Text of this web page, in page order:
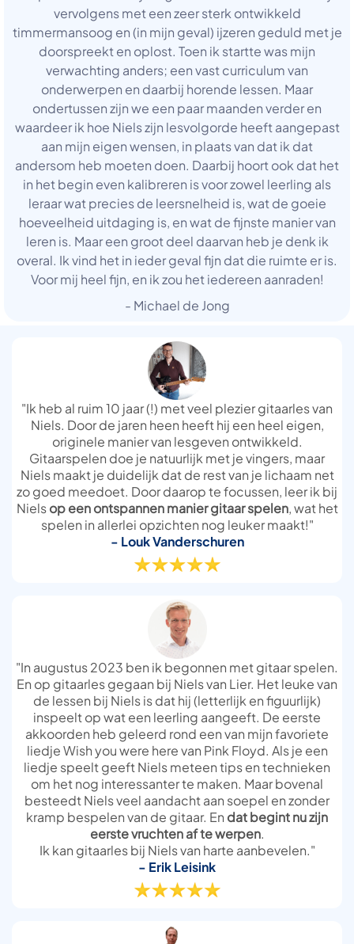
vervolgens met een zeer sterk ontwikkeld
timmermansoog en (in mijn geval) ijzeren geduld met je
doorspreekt en oplost. Toen ik startte was mijn
verwachting anders; een vast curriculum van
onderwerpen en daarbij horende lessen. Maar
ondertussen zijn we een paar maanden verder en
waardeer ik hoe Niels zijn lesvolgorde heeft aangepast
aan mijn eigen wensen, in plaats van dat ik dat
andersom heb moeten doen. Daarbij hoort ook dat het
in het begin even kalibreren is voor zowel leerling als
leraar wat precies de leersnelheid is, wat de goeie
hoeveelheid uitdaging is, en wat de fijnste manier van
leren is. Maar een groot deel daarvan heb je denk ik
overal. Ik vind het in ieder geval fijn dat die ruimte er is.
Voor mij heel fijn, en ik zou het iedereen aanraden!
- Michael de Jong
"Ik heb al ruim 10 jaar (!) met veel plezier gitaarles van
Niels. Door de jaren heen heeft hij een heel eigen,
originele manier van lesgeven ontwikkeld.
Gitaarspelen doe je natuurlijk met je vingers, maar
Niels maakt je duidelijk dat de rest van je lichaam net
zo goed meedoet. Door daarop te focussen, leer ik bij
Nielsop een ontspannen manier gitaar spelen, wat het
spelen in allerlei opzichten nog leuker maakt!"
- Louk Vanderschuren
"In augustus 2023 ben ik begonnen met gitaar spelen.
En op gitaarles gegaan bij Niels van Lier. Het leuke van
de lessen bij Niels is dat hij (letterlijk en figuurlijk)
inspeelt op wat een leerling aangeeft. De eerste
akkoorden heb geleerd rond een van mijn favoriete
liedje Wish you were here van Pink Floyd. Als je een
liedje speelt geeft Niels meteen tips en technieken
om het nog interessanter te maken. Maar bovenal
besteedt Niels veel aandacht aan soepel en zonder
kramp bespelen van de gitaar. En dat begint nu zijn
eerste vruchten af te werpen.
Ik kan gitaarles bij Niels van harte aanbevelen."
- Erik Leisink